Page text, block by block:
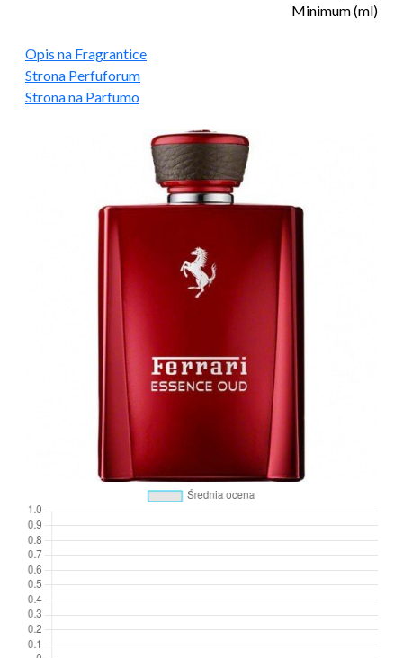
Minimum (ml)
Opis na Fragrantice
Strona Perfuforum
Strona na Parfumo